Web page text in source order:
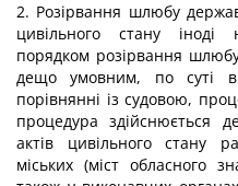
2. Розірвання шлюбу
цивільного стану іноді
порядком розірвання
дещо умовним, по суті
порівнянні із судовою,
процедура здійснюється
актів цивільного стану
міських (міст обласного